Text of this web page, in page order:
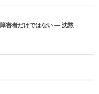
害者だけではない ― 沈黙